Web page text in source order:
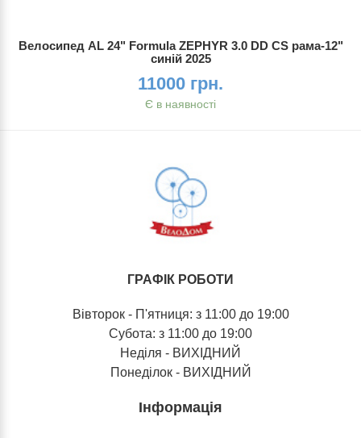
Велосипед AL 24" Formula ZEPHYR 3.0 DD CS рама-12"
синій 2025
11000 грн.
Є в наявності
ГРАФІК РОБОТИ
Вівторок - П'ятниця: з 11:00 до 19:00
Субота: з 11:00 до 19:00
Неділя - ВИХІДНИЙ
Понеділок - ВИХІДНИЙ
Інформація